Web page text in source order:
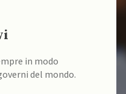
in modo
del mondo.